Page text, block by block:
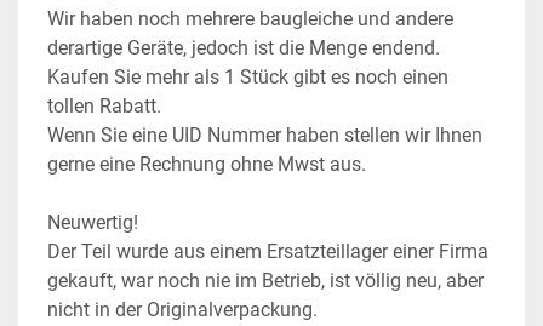
Wir haben noch mehrere baugleiche und andere
derartige Geräte, jedoch ist die Menge endend.
Kaufen Sie mehr als 1 Stück gibt es noch einen
tollen Rabatt.
Wenn Sie eine UID Nummer haben stellen wir Ihnen
gerne eine Rechnung ohne Mwst aus.
Neuwertig!
Der Teil wurde aus einem Ersatzteillager einer Firma
gekauft, war noch nie im Betrieb, ist völlig neu, aber
nicht in der Originalverpackung.